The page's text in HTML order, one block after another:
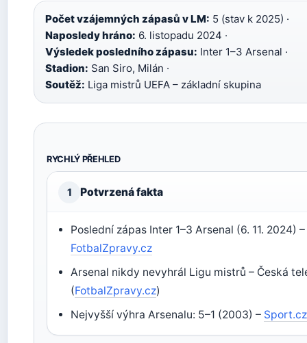
Počet vzájemných zápasů v LM: 5 (stav k 2025) ·
Naposledy hráno: 6. listopadu 2024 ·
Výsledek posledního zápasu: Inter 1–3 Arsenal ·
Stadion: San Siro, Milán ·
Soutěž: Liga mistrů UEFA – základní skupina
RYCHLÝ PŘEHLED
1 Potvrzená fakta
Poslední zápas Inter 1–3 Arsenal (6. 11. 2024) –
FotbalZpravy.cz
Arsenal nikdy nevyhrál Ligu mistrů – Česká
(FotbalZpravy.cz)
Nejvyšší výhra Arsenalu: 5–1 (2003) – Sport.cz